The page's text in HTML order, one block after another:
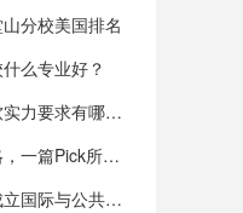
分校美国排名
么专业好？
美国金融硕士申请软实力要求有哪些？商业和沟
南加大新生必备攻略，一篇Pick所有！
重磅！布朗大学新成立国际与公共事务学院